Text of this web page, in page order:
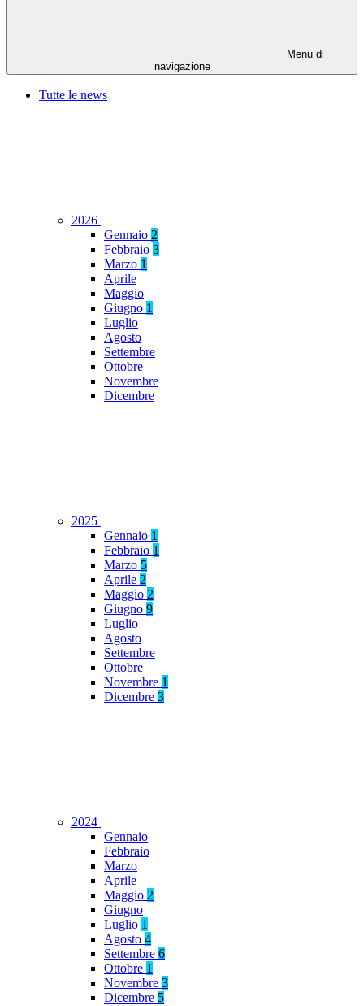
Menu di
navigazione
Tutte le news
2026
Gennaio 2
Febbraio 3
Marzo 1
Aprile
Maggio
Giugno 1
Luglio
Agosto
Settembre
Ottobre
Novembre
Dicembre
2025
Gennaio 1
Febbraio 1
Marzo 5
Aprile 2
Maggio 2
Giugno 9
Luglio
Agosto
Settembre
Ottobre
Novembre 1
Dicembre 3
2024
Gennaio
Febbraio
Marzo
Aprile
Maggio 2
Giugno
Luglio 1
Agosto 4
Settembre 6
Ottobre 1
Novembre 3
Dicembre 5